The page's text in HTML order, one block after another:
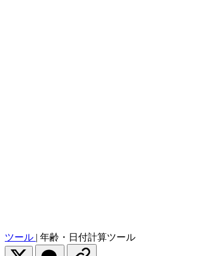
ツール | 年齢・日付計算ツール